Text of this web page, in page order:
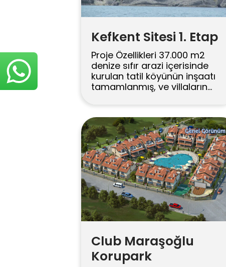
Kefkent Sitesi 1. Etap
Proje Özellikleri 37.000 m2
denize sıfır arazi içerisinde
kurulan tatil köyünün inşaatı
tamamlanmış, ve villaların
Club Maraşoğlu
Korupark